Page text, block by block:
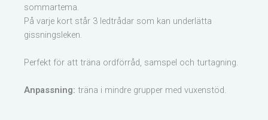
sommartema.
På varje kort står 3 ledtrådar som kan underlätta
gissningsleken.
Perfekt för att träna ordförråd, samspel och turtagning.
Anpassning: träna i mindre grupper med vuxenstöd.